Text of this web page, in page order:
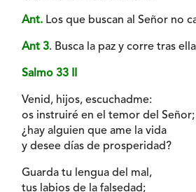
Ant. Los que buscan al Señor no
Ant 3. Busca la paz y corre tras
Salmo 33 II
Venid, hijos, escuchadme:
os instruiré en el temor del Señor;
¿hay alguien que ame la vida
y desee días de prosperidad?
Guarda tu lengua del mal,
tus labios de la falsedad;